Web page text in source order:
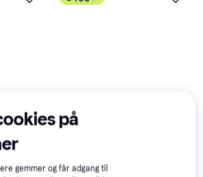
Duo Plantekasse
Blomsterkasse, Selvvandende,
på
gemmer og får adgang til